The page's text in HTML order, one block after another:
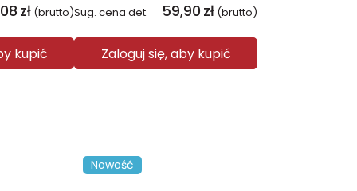
zł (brutto)
kupić
Sug. cena det. 59,90 zł (brutto)
Zaloguj się, aby kupić
Nowość